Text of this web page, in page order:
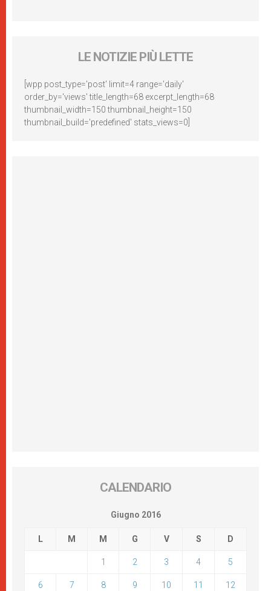
LE NOTIZIE PIÙ LETTE
[wpp post_type='post' limit=4 range='daily'
order_by='views' title_length=68 excerpt_length=68
thumbnail_width=150 thumbnail_height=150
thumbnail_build='predefined' stats_views=0]
CALENDARIO
Giugno 2016
L M M G V S D
1 2 3 4 5
6 7 8 9 10 11 12